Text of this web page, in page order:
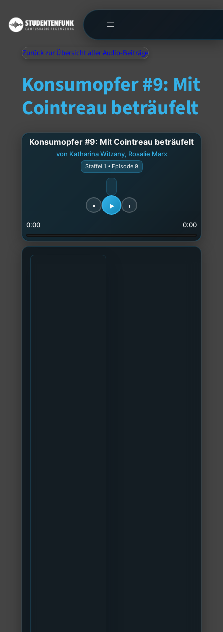
Zurück zur Übersicht aller Audio-Beiträge
Konsumopfer #9: Mit
Cointreau beträufelt
Konsumopfer #9: Mit Cointreau beträufelt
von Katharina Witzany, Rosalie Marx
Staffel 1 • Episode 9
0:00 0:00